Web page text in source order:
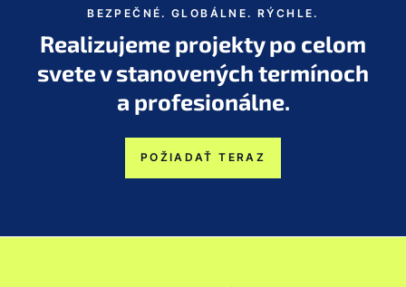
BEZPEČNÉ. GLOBÁLNE. RÝCHLE.
Realizujeme projekty po celom
svete v stanovených termínoch
a profesionálne.
POŽIADAŤ TERAZ